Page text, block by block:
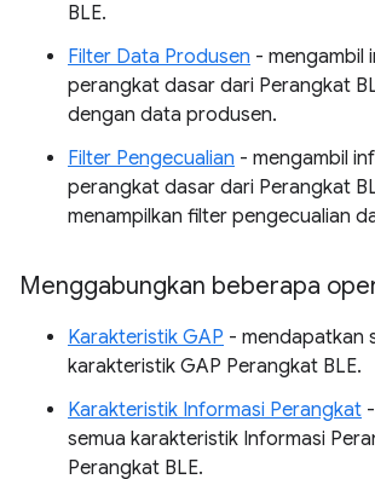
BLE.
Filter Data Produsen - mengambil
perangkat dasar dari Perangkat
dengan data produsen.
Filter Pengecualian - mengambil
perangkat dasar dari Perangkat
menampilkan filter pengecualian
Menggabungkan beberapa
Karakteristik GAP - mendapatkan
karakteristik GAP Perangkat BLE.
Karakteristik Informasi Perangkat
semua karakteristik Informasi
Perangkat BLE.